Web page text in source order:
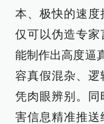
本、极快的速度
仅可以伪造专家
能制作出高度逼
容真假混杂、逻
凭肉眼辨别。同
害信息精准推送